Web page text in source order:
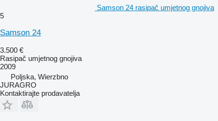
Samson 24 rasipač umjetnog gnojiva
5
Samson 24
3.500 €
Rasipač umjetnog gnojiva
2009
Poljska, Wierzbno
JURAGRO
Kontaktirajte prodavatelja